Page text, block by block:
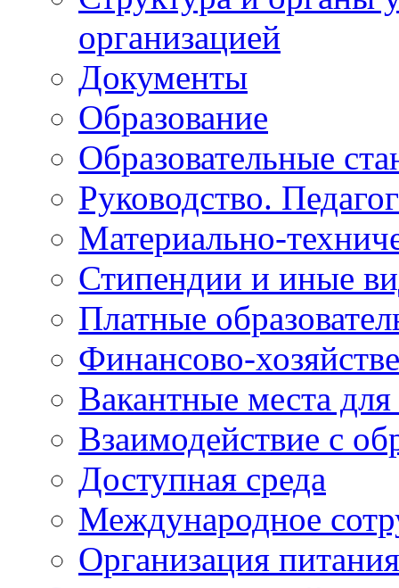
организацией
Документы
Образование
Образовательные
Руководство.
Материально-
Стипендии и иные
Платные
Финансово-
Вакантные места
Взаимодействие с
Доступная среда
Международное
Организация питания